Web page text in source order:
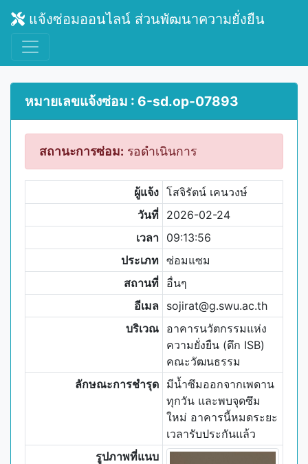
แจ้งซ่อมออนไลน์ ส่วนพัฒนาความยั่งยืน
หมายเลขแจ้งซ่อม : 6-sd.op-07893
สถานะการซ่อม: รอดำเนินการ
ผู้แจ้ง โสจิรัตน์ เคนวงษ์
วันที่ 2026-02-24
เวลา 09:13:56
ประเภท ซ่อมแซม
สถานที่ อื่นๆ
อีเมล sojirat@g.swu.ac.th
บริเวณ อาคารนวัตกรรมแห่ง
ความยั่งยืน (ตึก ISB)
คณะวัฒนธรรม
ลักษณะการชำรุด มีน้ำซึมออกจากเพดาน
ทุกวัน และพบจุดซึม
ใหม่ อาคารนี้หมดระยะ
เวลารับประกันแล้ว
รูปภาพที่แนบ